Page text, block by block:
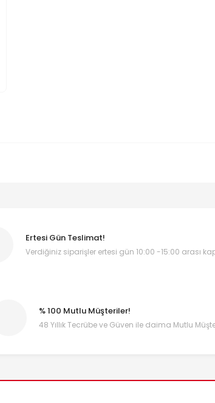
Ertesi Gün Teslimat!
Verdiğiniz siparişler ertesi gün 10:00 -15:00 arası
% 100 Mutlu Müşteriler!
48 Yıllık Tecrübe ve Güven ile daima Mutlu